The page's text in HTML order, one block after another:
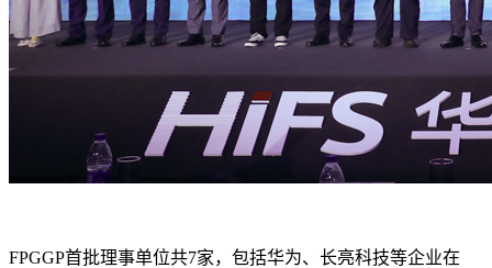
FPGGP首批理事单位共7家，包括华为、长亮科技等企业在